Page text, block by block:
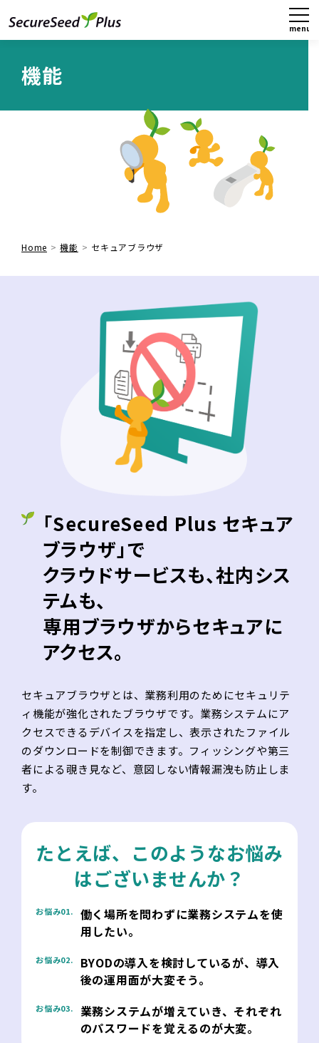
menu
close
機能
Home 機能 セキュアブラウザ
「SecureSeed Plus セキュア
ブラウザ」で
クラウドサービスも、社内シス
テムも、
専用ブラウザからセキュアに
アクセス。
セキュアブラウザとは、業務利用のためにセキュリテ
ィ機能が強化されたブラウザです。業務システムにア
クセスできるデバイスを指定し、表示されたファイル
のダウンロードを制御できます。フィッシングや第三
者による覗き見など、意図しない情報漏洩も防止しま
す。
たとえば、このようなお悩み
はございませんか？
お悩み01.
働く場所を問わずに業務システムを使
用したい。
お悩み02.
BYODの導入を検討しているが、導入
後の運用面が大変そう。
お悩み03.
業務システムが増えていき、それぞれ
のパスワードを覚えるのが大変。